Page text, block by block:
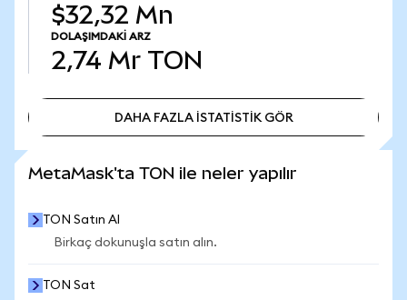
$32,32 Mn
DOLAŞIMDAKI ARZ
2,74 Mr TON
DAHA FAZLA İSTATİSTİK GÖR
MetaMask'ta TON ile neler yapılır
TON Satın Al
Birkaç dokunuşla satın alın.
TON Sat